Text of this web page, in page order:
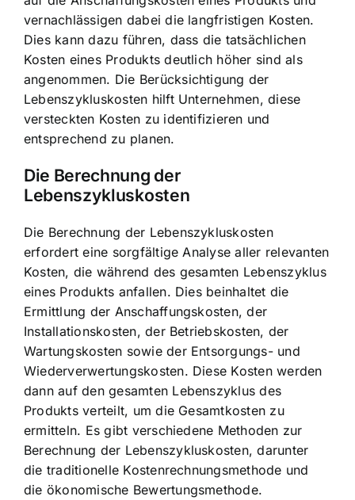
vernachlässigen dabei die langfristigen Kosten.
Dies kann dazu führen, dass die tatsächlichen
Kosten eines Produkts deutlich höher sind als
angenommen. Die Berücksichtigung der
Lebenszykluskosten hilft Unternehmen, diese
versteckten Kosten zu identifizieren und
entsprechend zu planen.
Die Berechnung der
Lebenszykluskosten
Die Berechnung der Lebenszykluskosten
erfordert eine sorgfältige Analyse aller relevanten
Kosten, die während des gesamten Lebenszyklus
eines Produkts anfallen. Dies beinhaltet die
Ermittlung der Anschaffungskosten, der
Installationskosten, der Betriebskosten, der
Wartungskosten sowie der Entsorgungs- und
Wiederverwertungskosten. Diese Kosten werden
dann auf den gesamten Lebenszyklus des
Produkts verteilt, um die Gesamtkosten zu
ermitteln. Es gibt verschiedene Methoden zur
Berechnung der Lebenszykluskosten, darunter
die traditionelle Kostenrechnungsmethode und
die ökonomische Bewertungsmethode.